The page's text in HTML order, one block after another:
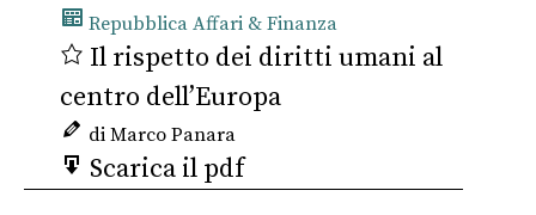
Repubblica Affari & Finanza
Il rispetto dei diritti umani al
centro dell’Europa
di Marco Panara
Scarica il pdf